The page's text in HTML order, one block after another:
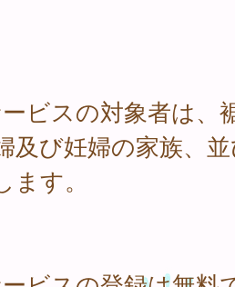
ビスの対象者は、
及び妊婦の家族、
す。